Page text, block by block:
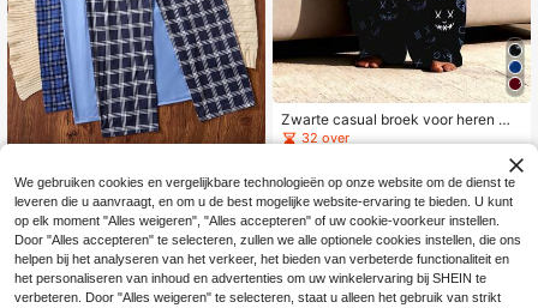
EU Warehouse
EverLounge 3-delige
set casual geruite pyjamabroeken v
oor heren, comfortabele loungewea
r, herfst- en winterkleding
22.99€
Zwarte casual broek voor heren me
t grappige gezichtsprint, trekkoord i
32 over
We gebruiken cookies en vergelijkbare technologieën op onze website om de dienst te
leveren die u aanvraagt, en om u de best mogelijke website-ervaring te bieden. U kunt
op elk moment "Alles weigeren", "Alles accepteren" of uw cookie-voorkeur instellen.
Door "Alles accepteren" te selecteren, zullen we alle optionele cookies instellen, die ons
helpen bij het analyseren van het verkeer, het bieden van verbeterde functionaliteit en
het personaliseren van inhoud en advertenties om uw winkelervaring bij SHEIN te
verbeteren. Door "Alles weigeren" te selecteren, staat u alleen het gebruik van strikt